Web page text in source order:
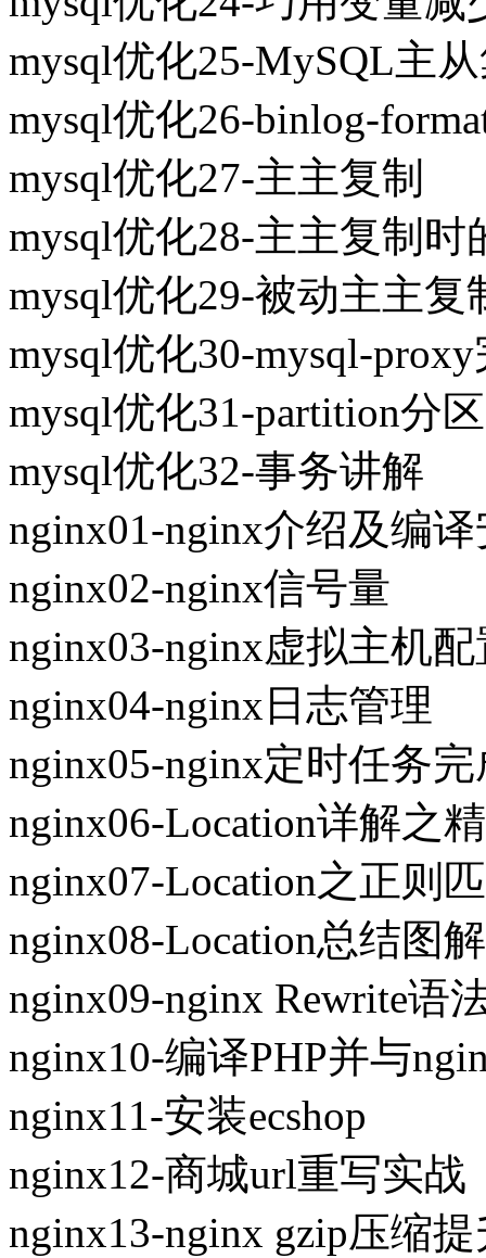
mysql优化25-MySQL主
mysql优化26-binlog-
mysql优化27-主主复制
mysql优化28-主主复制时
mysql优化29-被动主主复
mysql优化30-mysql-
mysql优化31-partition分区
mysql优化32-事务讲解
nginx01-nginx介绍及编
nginx02-nginx信号量
nginx03-nginx虚拟主机配
nginx04-nginx日志管理
nginx05-nginx定时任务
nginx06-Location详解之
nginx07-Location之正则
nginx08-Location总结图解
nginx09-nginx Rewrite语
nginx10-编译PHP并与
nginx11-安装ecshop
nginx12-商城url重写实战
nginx13-nginx gzip压缩